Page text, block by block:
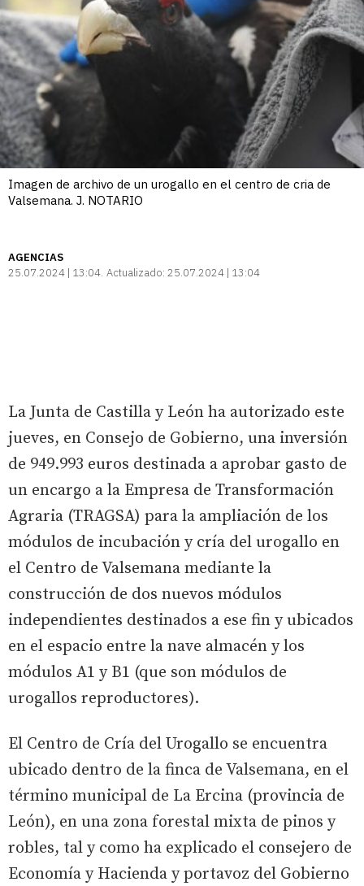
Imagen de archivo de un urogallo en el centro de cria de
Valsemana. J. NOTARIO
AGENCIAS
25.07.2024 | 13:04 Actualizado: 25.07.2024 | 13:04
La Junta de Castilla y León ha autorizado este
jueves, en Consejo de Gobierno, una inversión
de 949.993 euros destinada a aprobar gasto de
un encargo a la Empresa de Transformación
Agraria (TRAGSA) para la ampliación de los
módulos de incubación y cría del urogallo en
el Centro de Valsemana mediante la
construcción de dos nuevos módulos
independientes destinados a ese fin y ubicados
en el espacio entre la nave almacén y los
módulos A1 y B1 (que son módulos de
urogallos reproductores).
El Centro de Cría del Urogallo se encuentra
ubicado dentro de la finca de Valsemana, en el
término municipal de La Ercina (provincia de
León), en una zona forestal mixta de pinos y
robles, tal y como ha explicado el consejero de
Economía y Hacienda y portavoz del Gobierno